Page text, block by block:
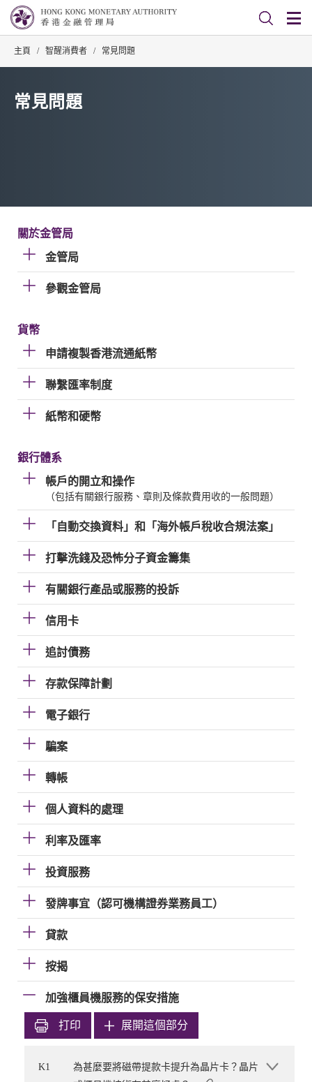
主頁 / 智醒消費者 / 常見問題
常見問題
關於金管局
金管局
參觀金管局
貨幣
申請複製香港流通紙幣
聯繫匯率制度
紙幣和硬幣
銀行體系
帳戶的開立和操作
（包括有關銀行服務、章則及條款費用收的一般問題）
「自動交換資料」和「海外帳戶稅收合規法案」
打擊洗錢及恐怖分子資金籌集
有關銀行產品或服務的投訴
信用卡
追討債務
存款保障計劃
電子銀行
騙案
轉帳
個人資料的處理
利率及匯率
投資服務
發牌事宜（認可機構證券業務員工）
貸款
按揭
加強櫃員機服務的保安措施
打印 展開這個部分
K1
為甚麼要將磁帶提款卡提升為晶片卡？晶片